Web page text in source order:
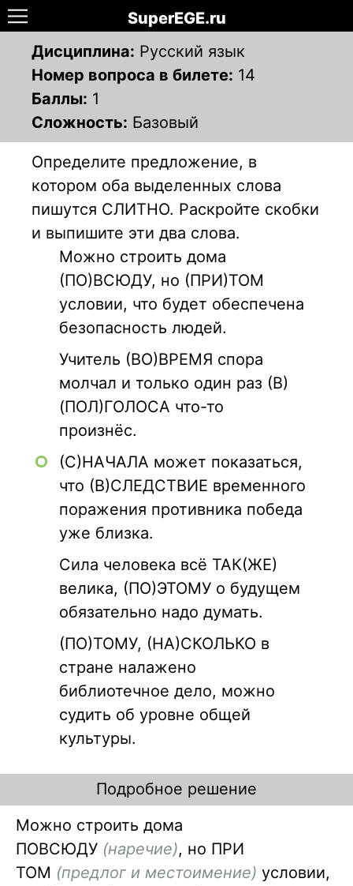
SuperEGE.ru
Дисциплина: Русский язык
Номер вопроса в билете: 14
Баллы: 1
Сложность: Базовый
Определите предложение, в
котором оба выделенных слова
пишутся СЛИТНО. Раскройте скобки
и выпишите эти два слова.
Можно строить дома
(ПО)ВСЮДУ, но (ПРИ)ТОМ
условии, что будет обеспечена
безопасность людей.
Учитель (ВО)ВРЕМЯ спора
молчал и только один раз (В)
(ПОЛ)ГОЛОСА что-то
произнёс.
(С)НАЧАЛА может показаться,
что (В)СЛЕДСТВИЕ временного
поражения противника победа
уже близка.
Сила человека всё ТАК(ЖЕ)
велика, (ПО)ЭТОМУ о будущем
обязательно надо думать.
(ПО)ТОМУ, (НА)СКОЛЬКО в
стране налажено
библиотечное дело, можно
судить об уровне общей
культуры.
Подробное решение
Можно строить дома
ПОВСЮДУ (наречие), но ПРИ
ТОМ (предлог и местоимение) условии,